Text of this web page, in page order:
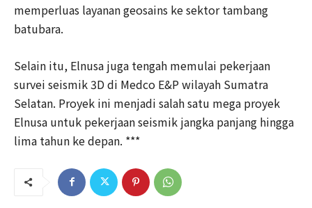
memperluas layanan geosains ke sektor tambang
batubara.
Selain itu, Elnusa juga tengah memulai pekerjaan
survei seismik 3D di Medco E&P wilayah Sumatra
Selatan. Proyek ini menjadi salah satu mega proyek
Elnusa untuk pekerjaan seismik jangka panjang hingga
lima tahun ke depan. ***